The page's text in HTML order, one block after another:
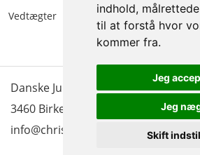
indhold,
til at forstå hvor
kommer fra.
Jeg
Jeg
Skift
Vedtægter
Danske Juletræer - træer & grønt |
3460 Birkerød |
Tlf.: 45 35 24 12|
info@christmastree.dk